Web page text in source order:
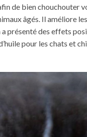
de bien chouchouter
âgés. Il améliore
présenté des effets
pour les chats et